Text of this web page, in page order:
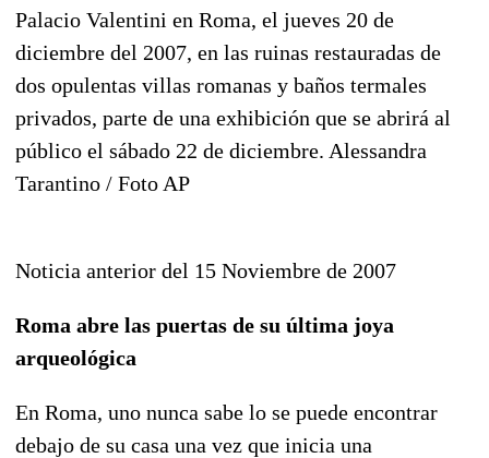
Palacio Valentini en Roma, el jueves 20 de
diciembre del 2007, en las ruinas restauradas de
dos opulentas villas romanas y baños termales
privados, parte de una exhibición que se abrirá al
público el sábado 22 de diciembre. Alessandra
Tarantino / Foto AP
Noticia anterior del 15 Noviembre de 2007
Roma abre las puertas de su última joya
arqueológica
En Roma, uno nunca sabe lo se puede encontrar
debajo de su casa una vez que inicia una